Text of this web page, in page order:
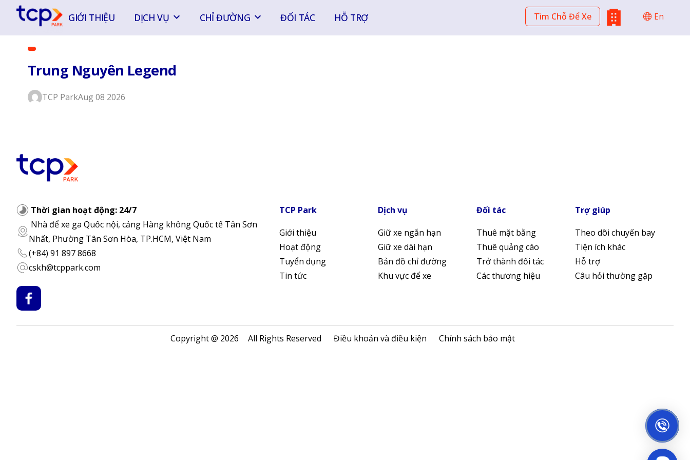
Chuyển
phần
GIỚI THIỆU DỊCH VỤ CHỈ ĐƯỜNG ĐỐI TÁC HỖ TRỢ Tìm Chỗ Để Xe En
Trung Nguyên Legend
TCP ParkAug 08 2026
Thời gian hoạt động: 24/7
Nhà để xe ga Quốc nội, cảng Hàng không Quốc tế Tân Sơn
Nhất, Phường Tân Sơn Hòa, TP.HCM, Việt Nam
(+84) 91 897 8668
cskh@tcppark.com
TCP Park
Giới thiệu
Hoạt động
Tuyển dụng
Tin tức
Dịch vụ
Giữ xe ngắn hạn
Giữ xe dài hạn
Bản đồ chỉ đường
Khu vực để xe
Đối tác
Thuê mặt bằng
Thuê quảng cáo
Trở thành đối tác
Các thương hiệu
Trợ giúp
Theo dõi chuyến bay
Tiện ích khác
Hỗ trợ
Câu hỏi thường gặp
Copyright @ 2026 All Rights Reserved Điều khoản và điều kiện Chính sách bảo mật